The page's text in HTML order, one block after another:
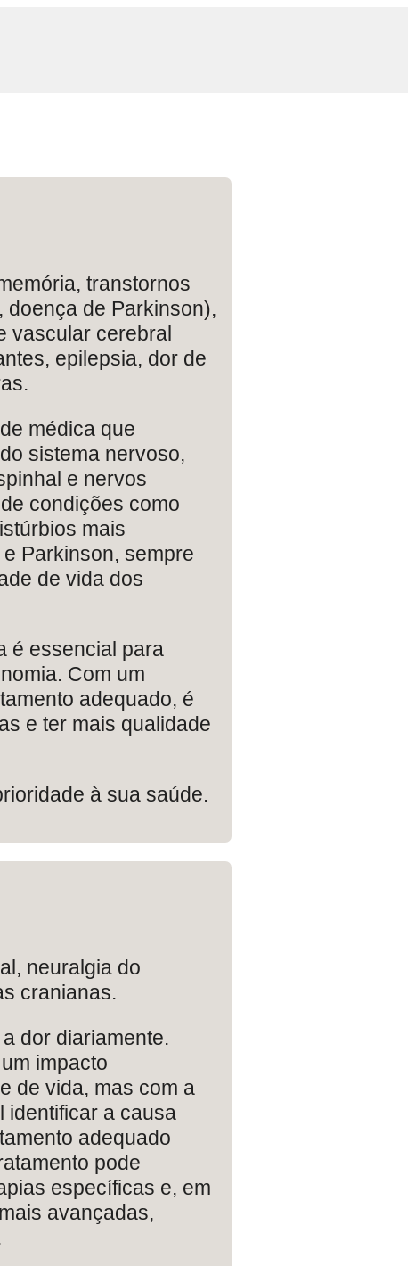
transtornos
doença de Parkinson),
vascular cerebral
epilepsia, dor de
médica que
sistema nervoso,
e nervos
condições como
mais
Parkinson, sempre
de vida dos
é essencial para
Com um
adequado, é
e ter mais qualidade
à sua saúde.
neuralgia do
cranianas.
dor diariamente.
impacto
de vida, mas com a
identificar a causa
adequado
pode
específicas e, em
avançadas,